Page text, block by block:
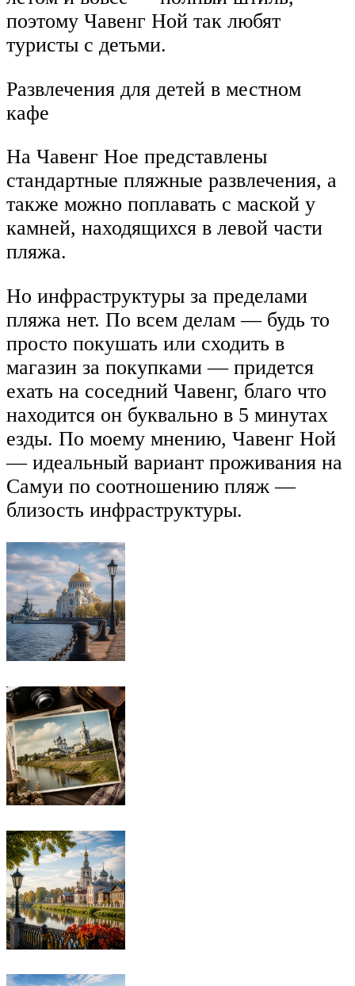
поэтому Чавенг Ной так любят
туристы с детьми.
Развлечения для детей в местном
кафе
На Чавенг Ное представлены
стандартные пляжные развлечения, а
также можно поплавать с маской у
камней, находящихся в левой части
пляжа.
Но инфраструктуры за пределами
пляжа нет. По всем делам — будь то
просто покушать или сходить в
магазин за покупками — придется
ехать на соседний Чавенг, благо что
находится он буквально в 5 минутах
езды. По моему мнению, Чавенг Ной
— идеальный вариант проживания на
Самуи по соотношению пляж —
близость инфраструктуры.